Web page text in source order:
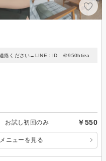
絡ください→LINE：ID ＠950htiea
お試し初回のみ ￥550
ニューを見る